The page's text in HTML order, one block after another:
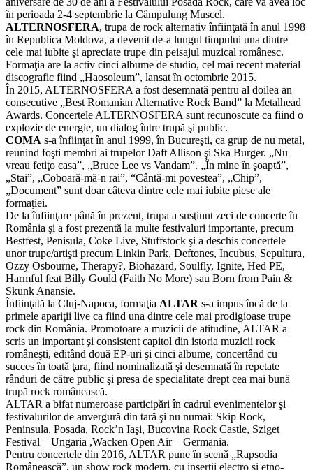
în perioada 2-4 septembrie la Câmpulung Muscel.
ALTERNOSFERA, trupa de rock alternativ înfiinţată în anul 1998
în Republica Moldova, a devenit de-a lungul timpului una dintre
cele mai iubite şi apreciate trupe din peisajul muzical românesc.
Formaţia are la activ cinci albume de studio, cel mai recent material
discografic fiind „Haosoleum”, lansat în octombrie 2015.
În 2015, ALTERNOSFERA a fost desemnată pentru al doilea an
consecutive „Best Romanian Alternative Rock Band” la Metalhead
Awards. Concertele ALTERNOSFERA sunt recunoscute ca fiind o
explozie de energie, un dialog între trupă şi public.
COMA s-a înfiinţat în anul 1999, în Bucureşti, ca grup de nu metal,
reunind foşti membri ai trupelor Daft Allison şi Ska Burger. „Nu
vreau fetiţo casa”, „Bruce Lee vs Vandam”. „În mine în şoaptă”,
„Stai”, „Coboară-mă-n rai”, “Cântă-mi povestea”, „Chip”,
„Document” sunt doar câteva dintre cele mai iubite piese ale
formaţiei.
De la înfiinţare până în prezent, trupa a susţinut zeci de concerte în
România şi a fost prezentă la multe festivaluri importante, precum
Bestfest, Penisula, Coke Live, Stuffstock şi a deschis concertele
unor trupe/artişti precum Linkin Park, Deftones, Incubus, Sepultura,
Ozzy Osbourne, Therapy?, Biohazard, Soulfly, Ignite, Hed PE,
Harmful feat Billy Gould (Faith No More) sau Born from Pain &
Skunk Anansie.
Înfiinţată la Cluj-Napoca, formaţia ALTAR s-a impus încă de la
primele apariţii live ca fiind una dintre cele mai prodigioase trupe
rock din România. Promotoare a muzicii de atitudine, ALTAR a
scris un important şi consistent capitol din istoria muzicii rock
româneşti, editând două EP-uri şi cinci albume, concertând cu
succes în toată ţara, fiind nominalizată şi desemnată în repetate
rânduri de către public şi presa de specialitate drept cea mai bună
trupă rock românească.
ALTAR a bifat numeroase participări în cadrul evenimentelor şi
festivalurilor de anvergură din tară şi nu numai: Skip Rock,
Peninsula, Posada, Rock’n Iaşi, Bucovina Rock Castle, Sziget
Festival – Ungaria ,Wacken Open Air – Germania.
Pentru concertele din 2016, ALTAR pune în scenă „Rapsodia
Românească”, un show rock modern, cu inserţii electro şi etno-